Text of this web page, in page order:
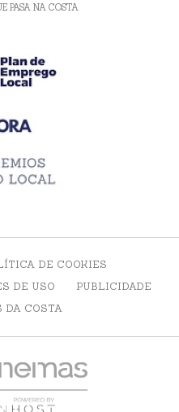
PASA NA COSTA
DE COOKIES
DE USO
PUBLICIDADE
DA COSTA